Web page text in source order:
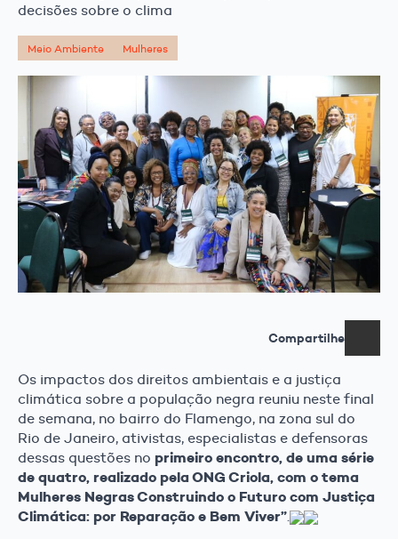
decisões sobre o clima
Meio Ambiente Mulheres
Compartilhe
Os impactos dos direitos ambientais e a justiça
climática sobre a população negra reuniu neste final
de semana, no bairro do Flamengo, na zona sul do
Rio de Janeiro, ativistas, especialistas e defensoras
dessas questões no primeiro encontro, de uma série
de quatro, realizado pela ONG Criola, com o tema
Mulheres Negras Construindo o Futuro com Justiça
Climática: por Reparação e Bem Viver”